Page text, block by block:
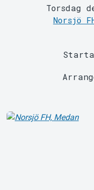
Torsdag
Norsjö